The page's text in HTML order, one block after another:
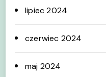
lipiec 2024
czerwiec 2024
maj 2024